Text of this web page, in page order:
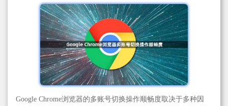
Google Chrome浏览器的多账号切换操作顺畅度取决于多种因